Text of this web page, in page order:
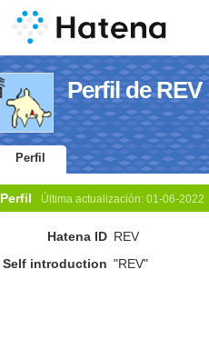
Perfil de REV
Perfil
Perfil Última actualización: 01-06-2022
Hatena ID REV
Self introduction "REV"